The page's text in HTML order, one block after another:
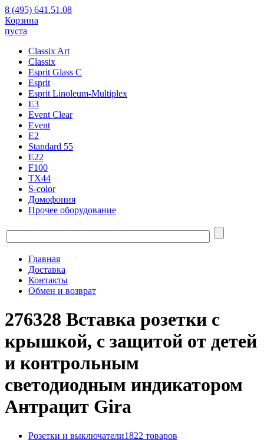
8 (495) 641.51.08
Корзина
пуста
Classix Art
Classix
Esprit Glass C
Esprit
Esprit Linoleum-Multiplex
E3
Event Clear
Event
E2
Standard 55
E22
F100
TX44
S-color
Домофония
Прочее оборудование
Главная
Доставка
Контакты
Обмен и возврат
276328 Вставка розетки с
крышкой, с защитой от детей
и контрольным
светодиодным индикатором
Антрацит Gira
Розетки и выключатели1822 товаров